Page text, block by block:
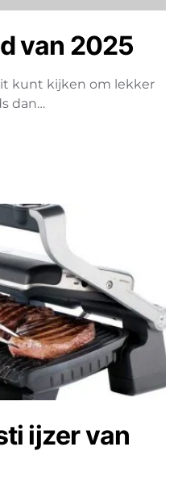
van 2025
kunt kijken om lekker
dan…
ijzer van